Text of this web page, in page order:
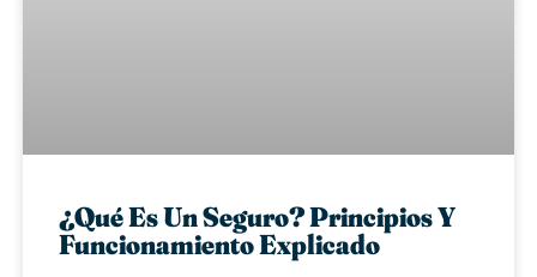
¿Qué Es Un Seguro? Principios Y
Funcionamiento Explicado